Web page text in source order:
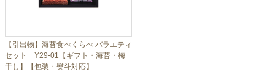
【引出物】海苔食べくらべ バラエティ
セット Y29-01【ギフト・海苔・梅
干し】【包装・熨斗対応】